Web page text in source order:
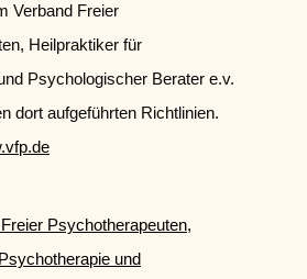
Verband Freier
Heilpraktiker für
Psychologischer Berater e.v.
dort aufgeführten Richtlinien.